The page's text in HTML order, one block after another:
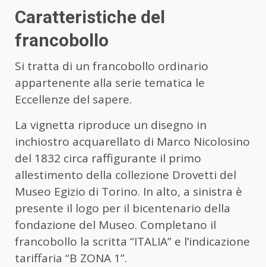
Caratteristiche del
francobollo
Si tratta di un francobollo ordinario
appartenente alla serie tematica le
Eccellenze del sapere.
La vignetta riproduce un disegno in
inchiostro acquarellato di Marco Nicolosino
del 1832 circa raffigurante il primo
allestimento della collezione Drovetti del
Museo Egizio di Torino. In alto, a sinistra è
presente il logo per il bicentenario della
fondazione del Museo. Completano il
francobollo la scritta “ITALIA” e l’indicazione
tariffaria “B ZONA 1”.